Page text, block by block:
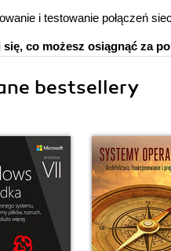
i testowanie połączeń
się, co możesz osiągnąć za
bestsellery